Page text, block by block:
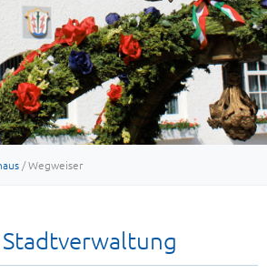
/ Wegweiser